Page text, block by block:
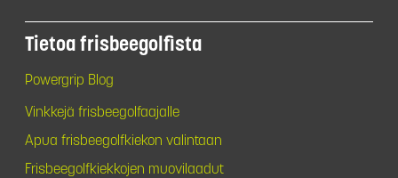
Tietoa frisbeegolfista
Powergrip Blog
Vinkkejä frisbeegolfaajalle
Apua frisbeegolfkiekon valintaan
Frisbeegolfkiekkojen muovilaadut